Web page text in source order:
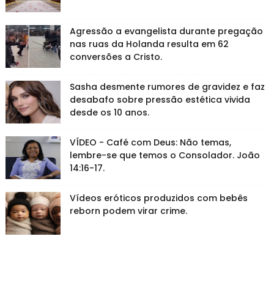
Agressão a evangelista durante pregação
nas ruas da Holanda resulta em 62
conversões a Cristo.
Sasha desmente rumores de gravidez e faz
desabafo sobre pressão estética vivida
desde os 10 anos.
VÍDEO - Café com Deus: Não temas,
lembre-se que temos o Consolador. João
14:16-17.
Vídeos eróticos produzidos com bebês
reborn podem virar crime.